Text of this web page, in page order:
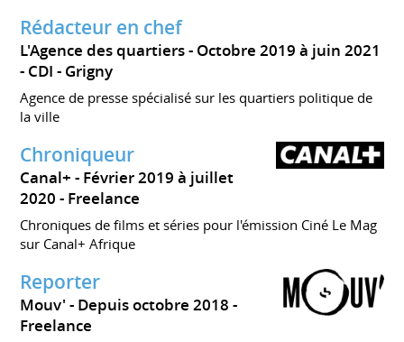
Rédacteur en chef
L'Agence des quartiers
Octobre 2019 à juin 2021
CDI
Grigny
Agence de presse spécialisé sur les quartiers politique de
la ville
Chroniqueur
Canal+
Février 2019 à juillet
2020 Freelance
Chroniques de films et séries pour l'émission Ciné Le Mag
sur Canal+ Afrique
Reporter
Mouv'
Depuis octobre 2018
Freelance